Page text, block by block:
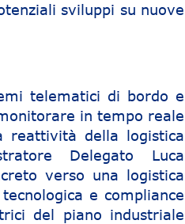
sviluppi su nuove
telematici di bordo e
in tempo reale
reattività della logistica
Delegato Luca
verso una logistica
e compliance
del piano industriale